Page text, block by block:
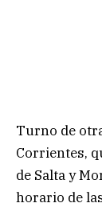
Turno de
Corrientes,
de Salta y
horario de